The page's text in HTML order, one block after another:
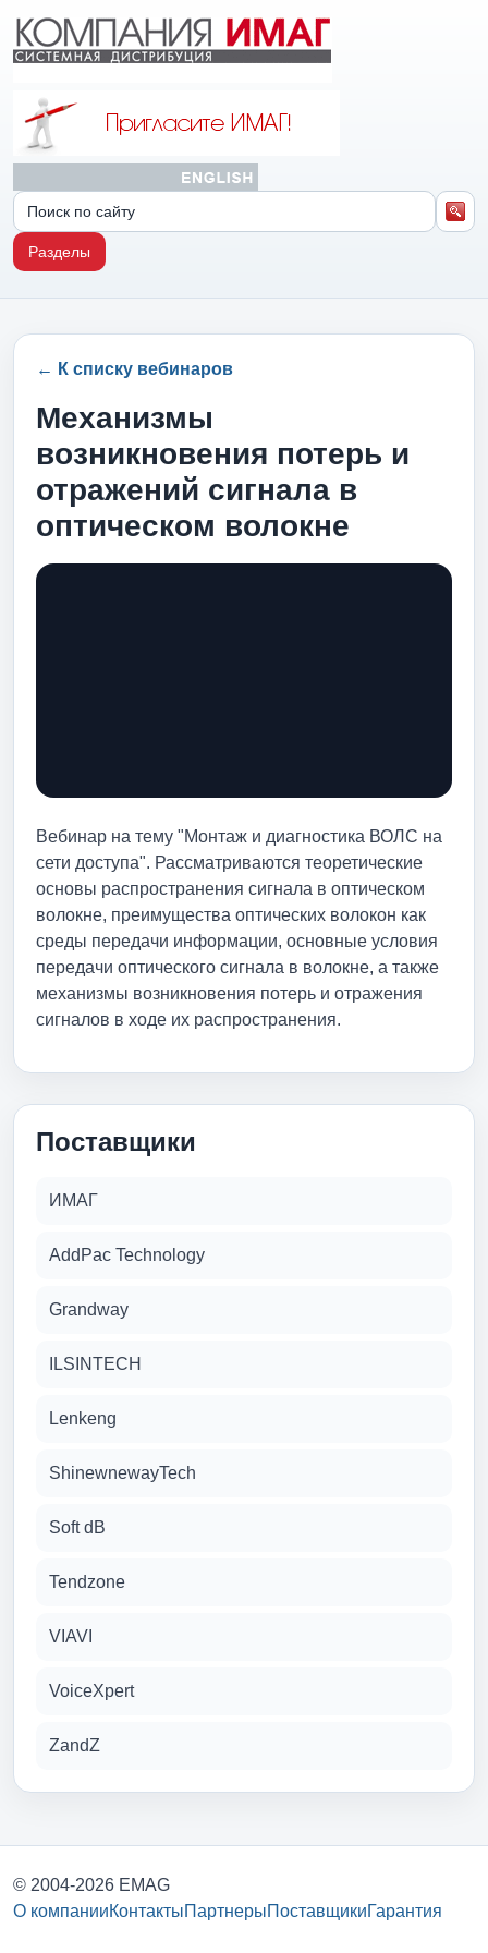
Разделы
← К списку вебинаров
Механизмы
возникновения потерь и
отражений сигнала в
оптическом волокне
Вебинар на тему "Монтаж и диагностика ВОЛС на
сети доступа". Рассматриваются теоретические
основы распространения сигнала в оптическом
волокне, преимущества оптических волокон как
среды передачи информации, основные условия
передачи оптического сигнала в волокне, а также
механизмы возникновения потерь и отражения
сигналов в ходе их распространения.
Поставщики
ИМАГ
AddPac Technology
Grandway
ILSINTECH
Lenkeng
ShinewnewayTech
Soft dB
Tendzone
VIAVI
VoiceXpert
ZandZ
© 2004-2026 EMAG
О компанииКонтактыПартнерыПоставщикиГарантия